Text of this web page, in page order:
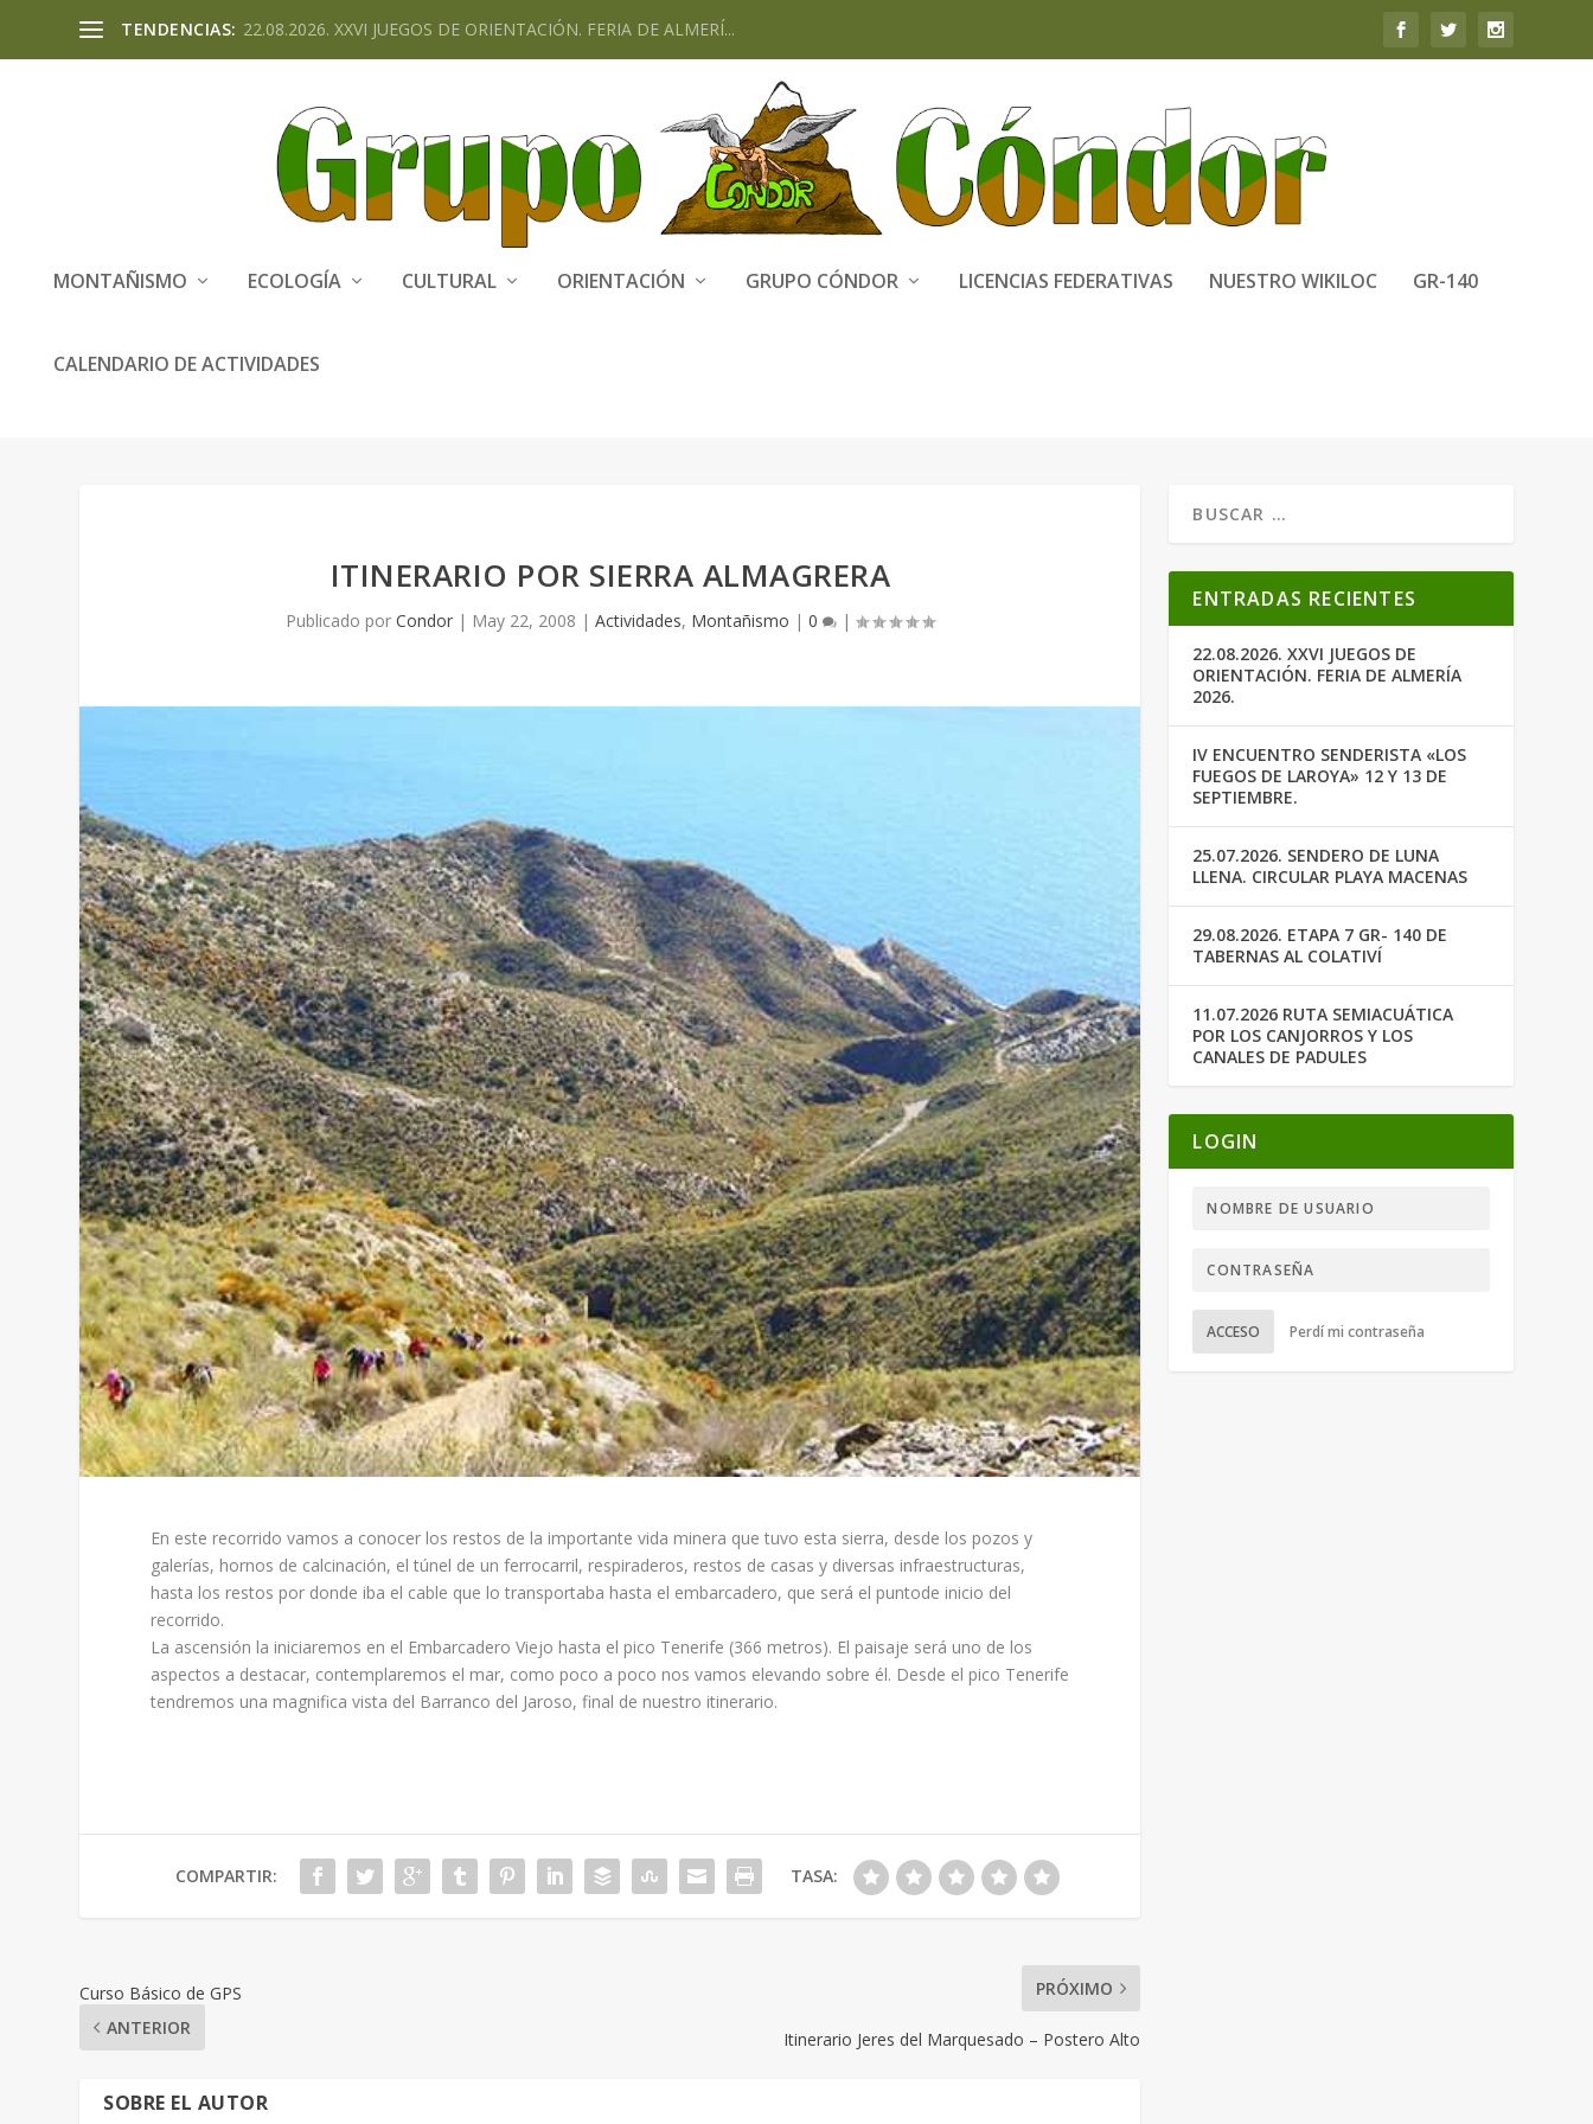
TENDENCIAS: 22.08.2026. XXVI JUEGOS DE ORIENTACIÓN. FERIA DE ALMERÍ...
MONTAÑISMO ECOLOGÍA CULTURAL ORIENTACIÓN GRUPO CÓNDOR LICENCIAS FEDERATIVAS NUESTRO WIKILOC GR-140
CALENDARIO DE ACTIVIDADES
ITINERARIO POR SIERRA ALMAGRERA
Publicado porCondor | May 22, 2008 |Actividades, Montañismo |0 |
En este recorrido vamos a conocer los restos de la importante vida minera que tuvo esta sierra, desde los pozos y
galerías, hornos de calcinación, el túnel de un ferrocarril, respiraderos, restos de casas y diversas infraestructuras,
hasta los restos por donde iba el cable que lo transportaba hasta el embarcadero, que será el puntode inicio del
recorrido.
La ascensión la iniciaremos en el Embarcadero Viejo hasta el pico Tenerife (366 metros). El paisaje será uno de los
aspectos a destacar, contemplaremos el mar, como poco a poco nos vamos elevando sobre él. Desde el pico Tenerife
tendremos una magnifica vista del Barranco del Jaroso, final de nuestro itinerario.
COMPARTIR: TASA:
Curso Básico de GPS
ANTERIOR
PRÓXIMO
Itinerario Jeres del Marquesado – Postero Alto
SOBRE EL AUTOR
ENTRADAS RECIENTES
22.08.2026. XXVI JUEGOS DE
ORIENTACIÓN. FERIA DE ALMERÍA
2026.
IV ENCUENTRO SENDERISTA «LOS
FUEGOS DE LAROYA» 12 Y 13 DE
SEPTIEMBRE.
25.07.2026. SENDERO DE LUNA
LLENA. CIRCULAR PLAYA MACENAS
29.08.2026. ETAPA 7 GR- 140 DE
TABERNAS AL COLATIVÍ
11.07.2026 RUTA SEMIACUÁTICA
POR LOS CANJORROS Y LOS
CANALES DE PADULES
LOGIN
ACCESO Perdí mi contraseña